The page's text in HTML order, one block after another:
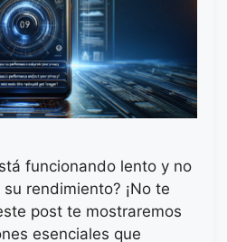
funcionando lento y no
rendimiento? ¡No te
post te mostraremos
esenciales que